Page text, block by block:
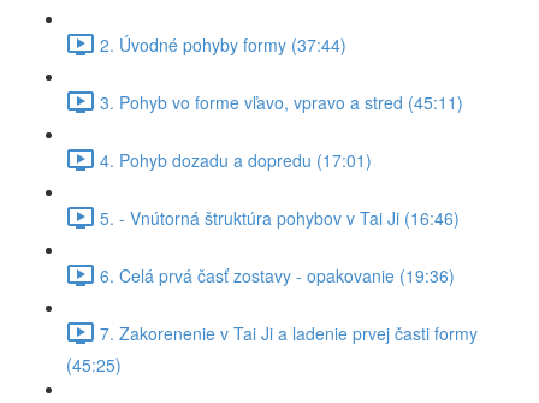
2. Úvodné pohyby formy (37:44)
3. Pohyb vo forme vľavo, vpravo a stred (45:11)
4. Pohyb dozadu a dopredu (17:01)
5. - Vnútorná štruktúra pohybov v Tai Ji (16:46)
6. Celá prvá časť zostavy - opakovanie (19:36)
7. Zakorenenie v Tai Ji a ladenie prvej časti formy
(45:25)